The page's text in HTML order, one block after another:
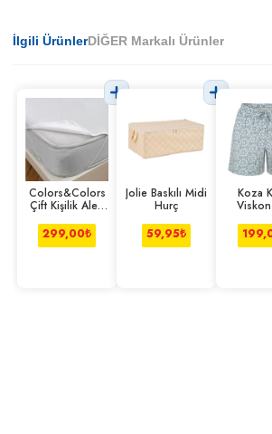
İlgili ÜrünlerDİĞER Markalı Ürünler
Colors&Colors
Çift Kişilik Alez
299,00₺
Jolie Baskılı Midi
Hurç
59,95₺
Koza